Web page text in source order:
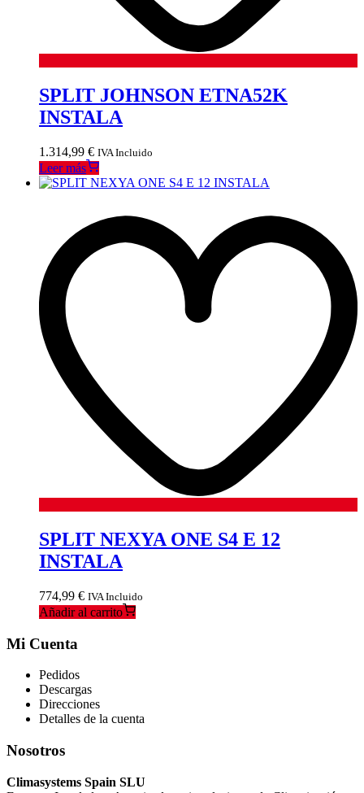
SPLIT JOHNSON ETNA52K
INSTALA
1.314,99 € IVA Incluido
Leer más
SPLIT NEXYA ONE S4 E 12
INSTALA
774,99 € IVA Incluido
Añadir al carrito
Mi Cuenta
Pedidos
Descargas
Direcciones
Detalles de la cuenta
Nosotros
Climasystems Spain SLU